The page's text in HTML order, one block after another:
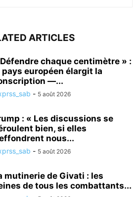
ARTICLES
chaque centimètre » :
pays européen élargit la
—...
- 5 août 2026
: « Les discussions se
bien, si elles
nous...
- 5 août 2026
mutinerie de Givati : les
de tous les combattants...